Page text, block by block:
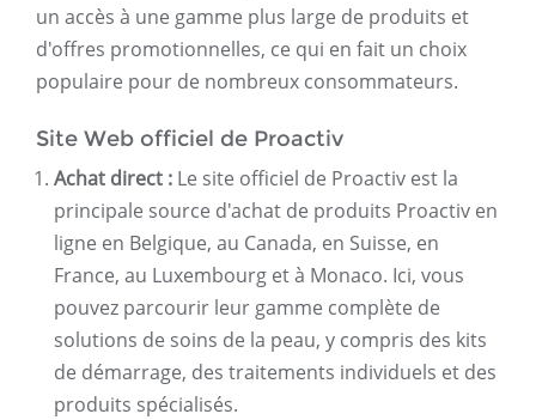
un accès à une gamme plus large de produits et
d'offres promotionnelles, ce qui en fait un choix
populaire pour de nombreux consommateurs.
Site Web officiel de Proactiv
Achat direct : Le site officiel de Proactiv est la
principale source d'achat de produits Proactiv en
ligne en Belgique, au Canada, en Suisse, en
France, au Luxembourg et à Monaco. Ici, vous
pouvez parcourir leur gamme complète de
solutions de soins de la peau, y compris des kits
de démarrage, des traitements individuels et des
produits spécialisés.